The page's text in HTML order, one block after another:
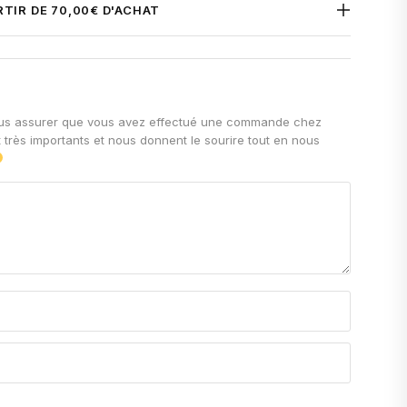
- Les parfums RP - La
DE 70,00€ D'ACHAT
de livraison sont calculés automatiquement à l'étape du
assurer que vous avez effectué une commande chez
importants et nous donnent le sourire tout en nous